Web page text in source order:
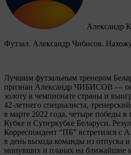
Футзал. Александр Чибисов.
Лучшим футзальным тренером
признан Александр ЧИБИСОВ —
золоту в чемпионате страны и
42-летнего специалиста,
в марте 2022 года, четыре победы в
Кубке и Суперкубке Беларуси.
Корреспондент “ПБ” встретился с
в день выхода команды из отпуска
минувших и планах на ближайшие